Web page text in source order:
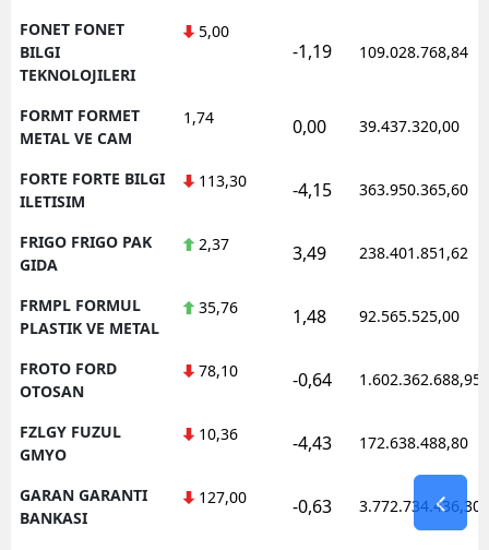
FONET FONET
BILGI
TEKNOLOJILERI
5,00
-1,19 109.028.768,84
FORMT FORMET
METAL VE CAM
1,74 0,00 39.437.320,00
FORTE FORTE BILGI
ILETISIM
113,30 -4,15 363.950.365,60
FRIGO FRIGO PAK
GIDA
2,37 3,49 238.401.851,62
FRMPL FORMUL
PLASTIK VE METAL
35,76 1,48 92.565.525,00
FROTO FORD
OTOSAN
78,10 -0,64 1.602.362.688,95
FZLGY FUZUL
GMYO
10,36 -4,43 172.638.488,80
GARAN GARANTI
BANKASI
127,00 -0,63 3.772.734.436,30